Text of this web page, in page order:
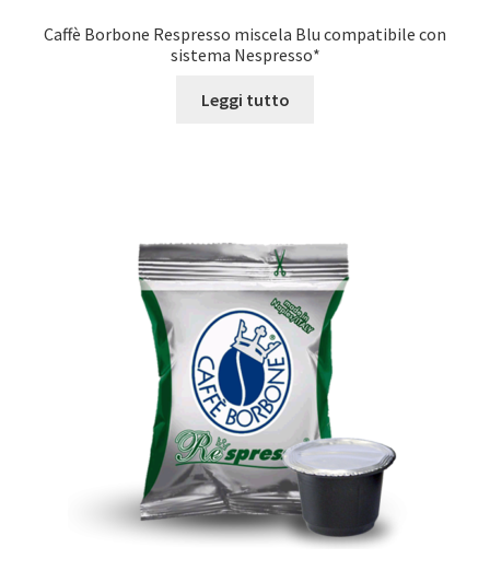
Caffè Borbone Respresso miscela Blu compatibile con
sistema Nespresso*
Leggi tutto